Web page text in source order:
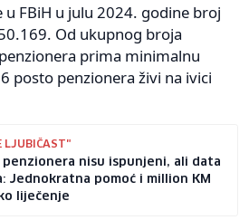
u FBiH u julu 2024. godine broj
Od ukupnog broja
prima minimalnu
posto penzionera živi na ivici
LJUBIČAST"
nisu ispunjeni, ali data
Jednokratna pomoć i million KM
liječenje